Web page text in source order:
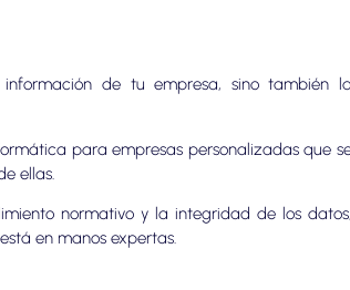
de tu empresa, sino también la
para empresas personalizadas que
ellas.
normativo y la integridad de los datos,
en manos expertas.